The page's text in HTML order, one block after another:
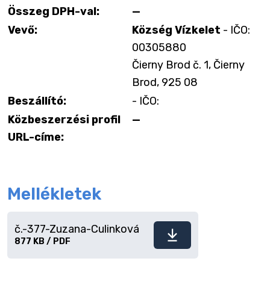
Összeg DPH-val:
—
Vevő:
Község Vízkelet - IČO:
00305880
Čierny Brod č. 1, Čierny
Brod, 925 08
Beszállító:
- IČO:
Közbeszerzési profil
URL-címe:
—
Mellékletek
Fájl
č.-377-Zuzana-Culinková
877 KB / PDF